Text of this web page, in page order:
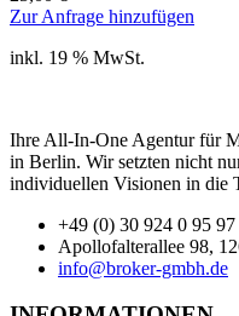
Zur Anfrage hinzufügen
inkl. 19 % MwSt.
Ihre All-In-One Agentur für
in Berlin. Wir setzten nicht
individuellen Visionen in die
+49 (0) 30 924 0 95 97
Apollofalterallee 98,
info@broker-gmbh.de